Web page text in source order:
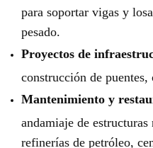
para soportar vigas y
pesado.
Proyectos de
construcción de puentes,
Mantenimiento y
andamiaje de
refinerías de petróleo,